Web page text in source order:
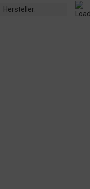
Hersteller: